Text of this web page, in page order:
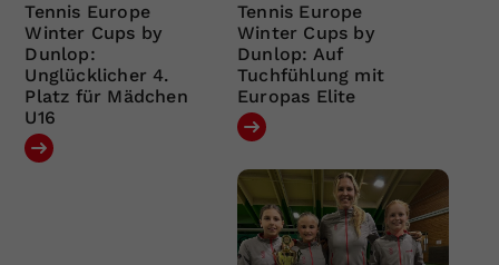
Tennis Europe
Winter Cups by
Dunlop:
Unglücklicher 4.
Platz für Mädchen
U16
Tennis Europe
Winter Cups by
Dunlop: Auf
Tuchfühlung mit
Europas Elite